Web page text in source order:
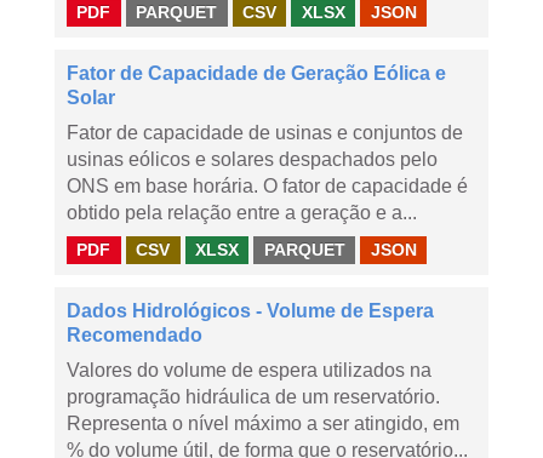
PDF PARQUET CSV XLSX JSON
Fator de Capacidade de Geração Eólica e
Solar
Fator de capacidade de usinas e conjuntos de
usinas eólicos e solares despachados pelo
ONS em base horária. O fator de capacidade é
obtido pela relação entre a geração e a...
PDF CSV XLSX PARQUET JSON
Dados Hidrológicos - Volume de Espera
Recomendado
Valores do volume de espera utilizados na
programação hidráulica de um reservatório.
Representa o nível máximo a ser atingido, em
% do volume útil, de forma que o reservatório...